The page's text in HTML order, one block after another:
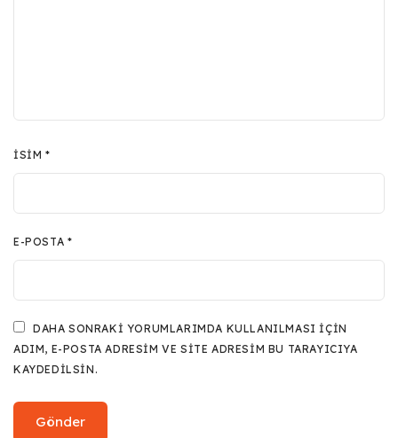
İSIM*
E-POSTA *
DAHA SONRAKI YORUMLARIMDA KULLANILMASI IÇIN
ADIM, E-POSTA ADRESIM VE SITE ADRESIM BU TARAYICIYA
KAYDEDILSIN.